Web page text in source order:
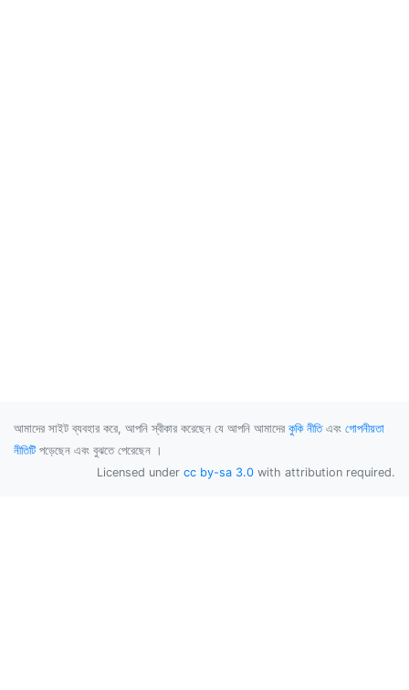
আমাদের সাইট ব্যবহার করে, আপনি স্বীকার করেছেন যে আপনি আমাদের কুকি নীতিএবং গোপনীয়তা
নীতিটি পড়েছেন এবং বুঝতে পেরেছেন ।
Licensed under cc by-sa 3.0 with attribution required.